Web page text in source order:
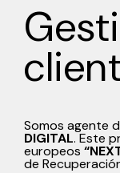
Somos agente
DIGITAL. Este
europeos
de